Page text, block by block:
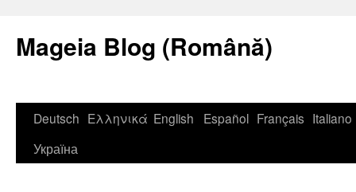
Mageia Blog (Română)
Deutsch Ελληνικά English Español Français Italiano
Україна